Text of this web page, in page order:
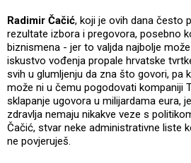
Radimir Čačić, koji je ovih dana često
rezultate izbora i pregovora, posebno
biznismena - jer to valjda najbolje
iskustvo vođenja propale hrvatske
svih u glumljenju da zna što govori, pa
može ni u čemu pogodovati kompaniji
sklapanje ugovora u milijardama eura,
zdravlja nemaju nikakve veze s
Čačić, stvar neke administrativne liste
ne povjeruješ.